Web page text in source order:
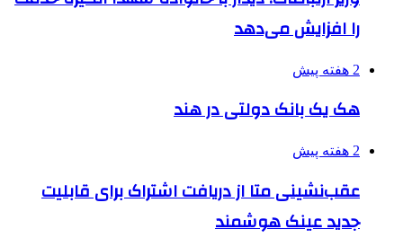
را افزایش می‌دهد
2 هفته پیش
هک یک بانک دولتی در هند
2 هفته پیش
عقب‌نشینی متا از دریافت اشتراک برای قابلیت
جدید عینک هوشمند